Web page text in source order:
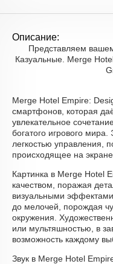
Описание:
Представляем
Казуальные. Merge
Merge Hotel Empire:
смартфонов, которая
увлекательное
богатого игрового мира.
легкостью управления,
происходящее на экране.
Картинка в Merge Hotel
качеством, поражая
визуальными
до мелочей, порождая
окружения.
или мультяшностью, в
возможность каждому
Звук в Merge Hotel